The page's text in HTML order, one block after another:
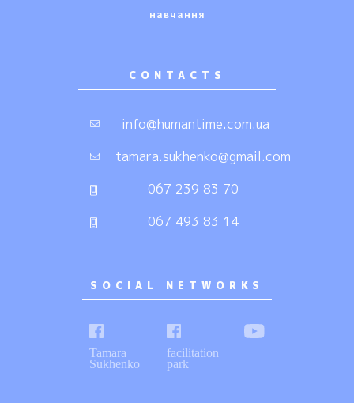
навчання
CONTACTS
info@humantime.com.ua
tamara.sukhenko@gmail.com
067 239 83 70
067 493 83 14
SOCIAL NETWORKS
Tamara
Sukhenko
facilitation
park